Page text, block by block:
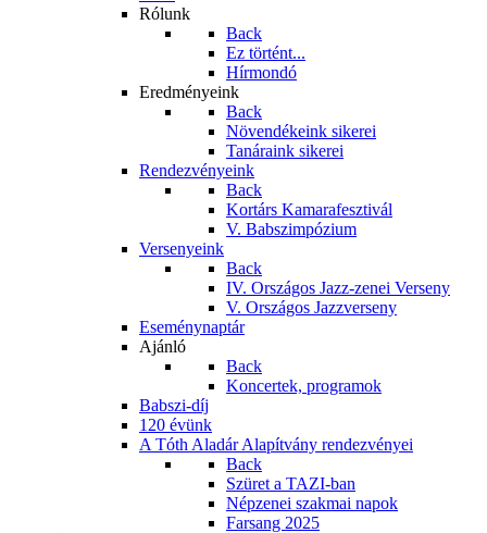
Rólunk
Back
Ez történt...
Hírmondó
Eredményeink
Back
Növendékeink sikerei
Tanáraink sikerei
Rendezvényeink
Back
Kortárs Kamarafesztivál
V. Babszimpózium
Versenyeink
Back
IV. Országos Jazz-zenei Verseny
V. Országos Jazzverseny
Eseménynaptár
Ajánló
Back
Koncertek, programok
Babszi-díj
120 évünk
A Tóth Aladár Alapítvány rendezvényei
Back
Szüret a TAZI-ban
Népzenei szakmai napok
Farsang 2025